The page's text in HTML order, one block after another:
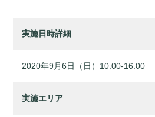
実施日時詳細
2020年9月6日（日）10:00-16:00
実施エリア